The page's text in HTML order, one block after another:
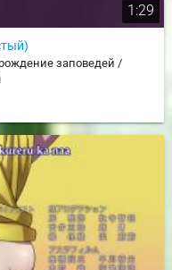
1:29
заповедей /